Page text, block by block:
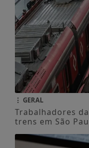
GERAL
Trabalhadores
trens em São